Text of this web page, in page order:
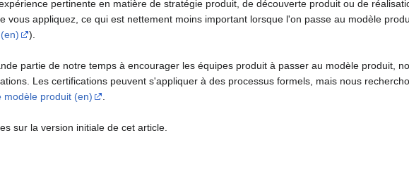
pertinente en matière de stratégie produit, de découverte produit ou de
vous appliquez, ce qui est nettement moins important lorsque l'on passe au modèle
).
partie de notre temps à encourager les équipes produit à passer au modèle produit,
Les certifications peuvent s'appliquer à des processus formels, mais nous
modèle produit (en)
.
sur la version initiale de cet article.